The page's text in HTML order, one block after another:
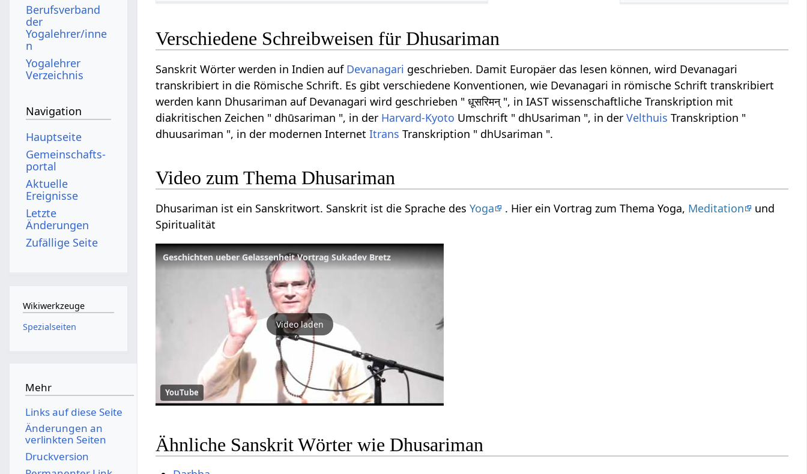
Verschiedene Schreibweisen für Dhusariman
Sanskrit Wörter werden in Indien auf Devanagari geschrieben. Damit Europäer das lesen können, wird Devanagari
transkribiert in die Römische Schrift. Es gibt verschiedene Konventionen, wie Devanagari in römische Schrift transkribiert
werden kann Dhusariman auf Devanagari wird geschrieben " धूसरिमन् ", in IAST wissenschaftliche Transkription mit
diakritischen Zeichen " dhūsariman ", in der Harvard-Kyoto Umschrift " dhUsariman ", in derVelthuis Transkription "
dhuusariman ", in der modernen InternetItrans Transkription " dhUsariman ".
Video zum Thema Dhusariman
Dhusariman ist ein Sanskritwort. Sanskrit ist die Sprache desYoga . Hier ein Vortrag zum Thema Yoga, Meditation
und
Spiritualität
Geschichten ueber Gelassenheit Vortrag Sukadev Bretz
Video laden
YouTube
Ähnliche Sanskrit Wörter wie Dhusariman
Berufsverband
der
Yogalehrer/inne
n
Yogalehrer
Verzeichnis
Navigation
Hauptseite
Gemeinschafts­
portal
Aktuelle
Ereignisse
Letzte
Änderungen
Zufällige Seite
Wikiwerkzeuge
Spezialseiten
Mehr
Links auf diese Seite
Änderungen an
verlinkten Seiten
Druckversion